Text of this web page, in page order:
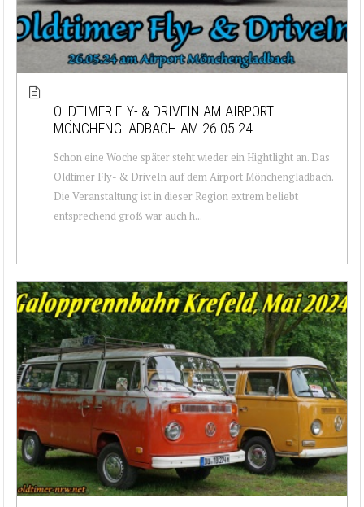
OLDTIMER FLY- & DRIVEIN AM AIRPORT
MÖNCHENGLADBACH AM 26.05.24
Schon eine Woche später steht wieder ein Hightlight an. Das
Oldtimer Fly- & DriveIn auf dem Airport Mönchengladbach.
Die Veranstaltung ist in dieser Region extrem beliebt
entsprechend groß war auch h...